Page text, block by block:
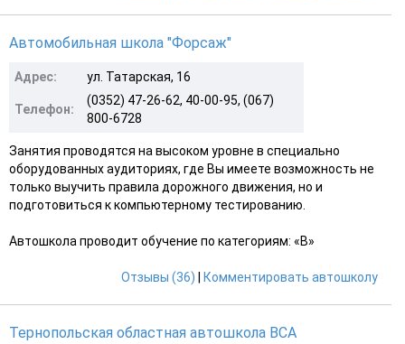
Автомобильная школа "Форсаж"
Адрес: ул. Татарская, 16
Телефон:
(0352) 47-26-62, 40-00-95, (067)
800-6728
Занятия проводятся на высоком уровне в специально
оборудованных аудиториях, где Вы имеете возможность не
только выучить правила дорожного движения, но и
подготовиться к компьютерному тестированию.
Автошкола проводит обучение по категориям: «B»
Отзывы (36) Комментировать автошколу
Тернопольская областная автошкола ВСА